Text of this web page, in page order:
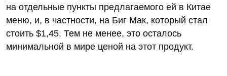
на отдельные пункты предлагаемого ей в Китае
меню, и, в частности, на Биг Мак, который стал
стоить $1,45. Тем не менее, это осталось
минимальной в мире ценой на этот продукт.